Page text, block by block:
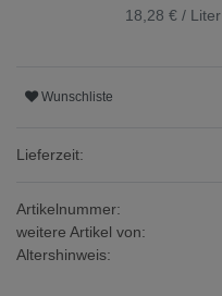
18,28 € / Liter
Wunschliste
Lieferzeit:
Artikelnummer:
weitere Artikel von:
Altershinweis: